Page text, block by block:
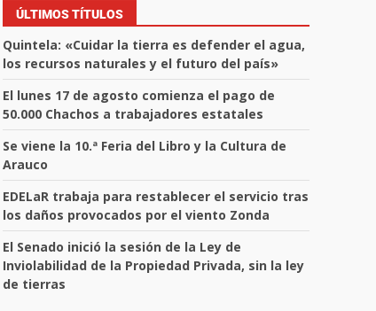
ÚLTIMOS TÍTULOS
Quintela: «Cuidar la tierra es defender el agua,
los recursos naturales y el futuro del país»
El lunes 17 de agosto comienza el pago de
50.000 Chachos a trabajadores estatales
Se viene la 10.ª Feria del Libro y la Cultura de
Arauco
EDELaR trabaja para restablecer el servicio tras
los daños provocados por el viento Zonda
El Senado inició la sesión de la Ley de
Inviolabilidad de la Propiedad Privada, sin la ley
de tierras